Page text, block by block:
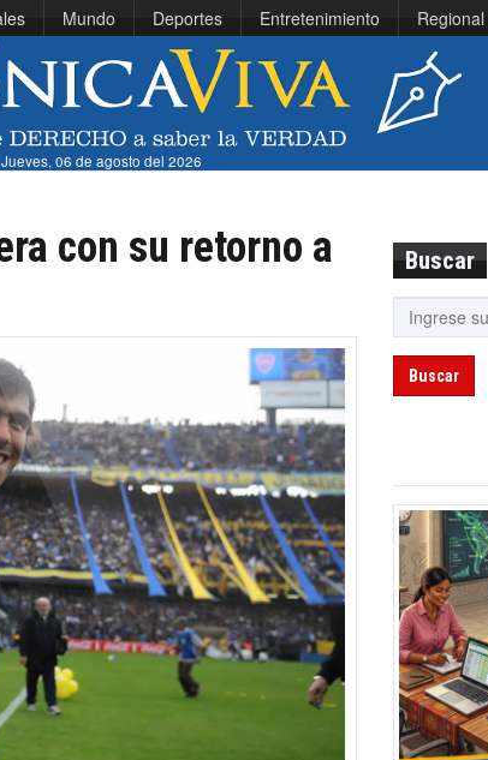
Mundo Deportes Entretenimiento Regional
Jueves, 06 de agosto del 2026
con su retorno a
Buscar
Buscar